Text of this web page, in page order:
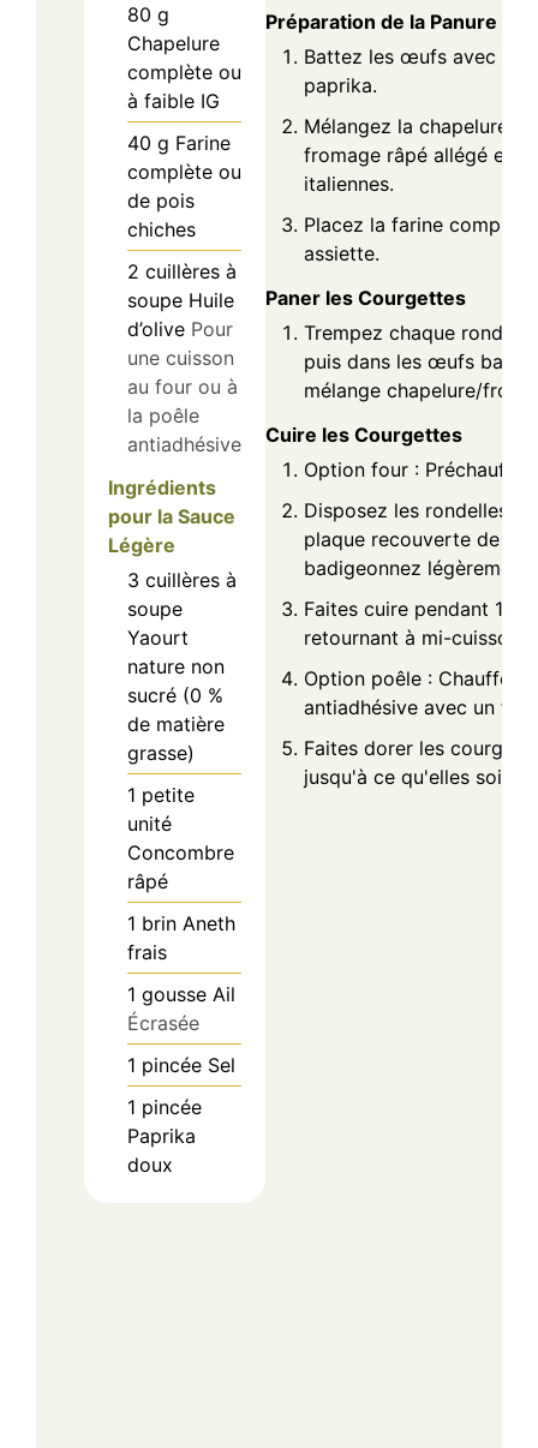
80 g
Chapelure
complète ou
à faible IG
40 g Farine
complète ou
de pois
chiches
2 cuillères à
soupe Huile
d’olive Pour
une cuisson
au four ou à
la poêle
antiadhésive
Ingrédients
pour la Sauce
Légère
3 cuillères à
soupe
Yaourt
nature non
sucré (0 %
de matière
grasse)
1 petite
unité
Concombre
râpé
1 brin Aneth
frais
1 gousse Ail
Écrasée
1 pincée Sel
1 pincée
Paprika
doux
Préparation de la Panure
Battez les œufs avec
paprika.
Mélangez la chapelure
fromage râpé allégé et
italiennes.
Placez la farine
assiette.
Paner les Courgettes
Trempez chaque
puis dans les œufs
mélange chapelure/
Cuire les Courgettes
Option four :
Disposez les rondelles
plaque recouverte de
badigeonnez légèrement
Faites cuire pendant 15
retournant à mi-cuisson.
Option poêle : Chauffez
antiadhésive avec un filet
Faites dorer les
jusqu'à ce qu'elles